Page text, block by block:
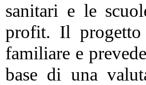
sanitari e le
profit. Il
familiare e
base di una